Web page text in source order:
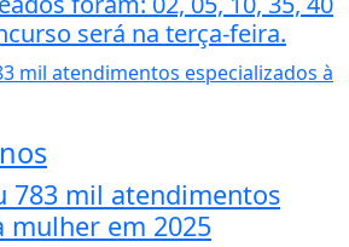
será na terça-feira.
783 mil atendimentos
mulher em 2025